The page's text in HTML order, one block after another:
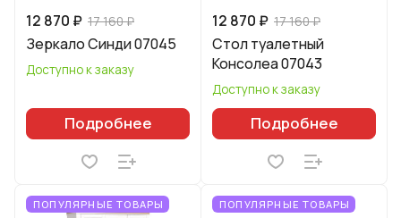
12 870 ₽ 17 160 ₽
Зеркало Синди 07045
Доступно к заказу
Подробнее
12 870 ₽ 17 160 ₽
Стол туалетный
Консолеа 07043
Доступно к заказу
Подробнее
ПОПУЛЯРНЫЕ ТОВАРЫ ПОПУЛЯРНЫЕ ТОВАРЫ